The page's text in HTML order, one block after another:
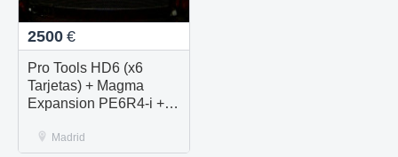
2500 €
Pro Tools HD6 (x6
Tarjetas) + Magma
Expansion PE6R4-i +
Digital) + SYNC I/O
Madrid